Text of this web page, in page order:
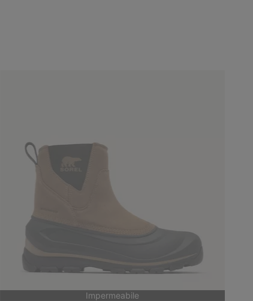
Impermeabile